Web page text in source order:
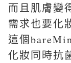
而且肌膚變
需求也要化
這個
化妝同時抗